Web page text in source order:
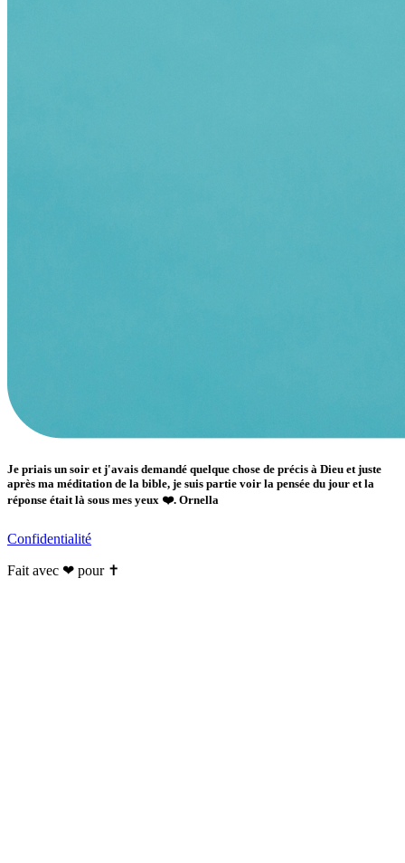
Je priais un soir et j'avais demandé quelque chose de précis à Dieu et juste
après ma méditation de la bible, je suis partie voir la pensée du jour et la
réponse était là sous mes yeux ❤️. Ornella
Confidentialité
Fait avec ❤ pour ✝️️